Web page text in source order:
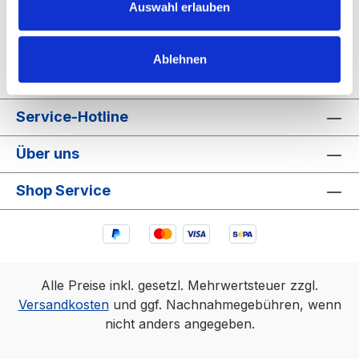
Auswahl erlauben
Ablehnen
Informationen zur Produktsicherheit
Service-Hotline
Über uns
Shop Service
Alle Preise inkl. gesetzl. Mehrwertsteuer zzgl.
Versandkostenund ggf. Nachnahmegebühren, wenn
nicht anders angegeben.